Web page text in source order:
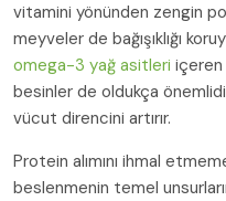
vitamini yönünden zengin
meyveler de bağışıklığı
omega-3 yağ asitleri içeren
besinler de oldukça
vücut direncini artırır.
Protein alımını ihmal
beslenmenin temel